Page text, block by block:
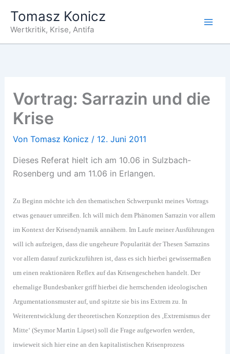
Inhalt
springen
Tomasz Konicz
Wertkritik, Krise, Antifa
Vortrag: Sarrazin und die
Krise
Von Tomasz Konicz / 12. Juni 2011
Dieses Referat hielt ich am 10.06 in Sulzbach-
Rosenberg und am 11.06 in Erlangen.
Zu Beginn möchte ich den thematischen Schwerpunkt meines Vortrags
etwas genauer umreißen. Ich will mich dem Phänomen Sarrazin vor allem
im Kontext der Krisendynamik annähern. Im Laufe meiner Ausführungen
will ich aufzeigen, dass die ungeheure Popularität der Thesen Sarrazins
vor allem darauf zurückzuführen ist, dass es sich hierbei gewissermaßen
um einen reaktionären Reflex auf das Krisengeschehen handelt. Der
ehemalige Bundesbanker griff hierbei die herrschenden ideologischen
Argumentationsmuster auf, und spitzte sie bis ins Extrem zu. In
Weiterentwicklung der theoretischen Konzeption des ‚Extremismus der
Mitte‘ (Seymor Martin Lipset) soll die Frage aufgeworfen werden,
inwieweit sich hier eine an den kapitalistischen Krisenprozess